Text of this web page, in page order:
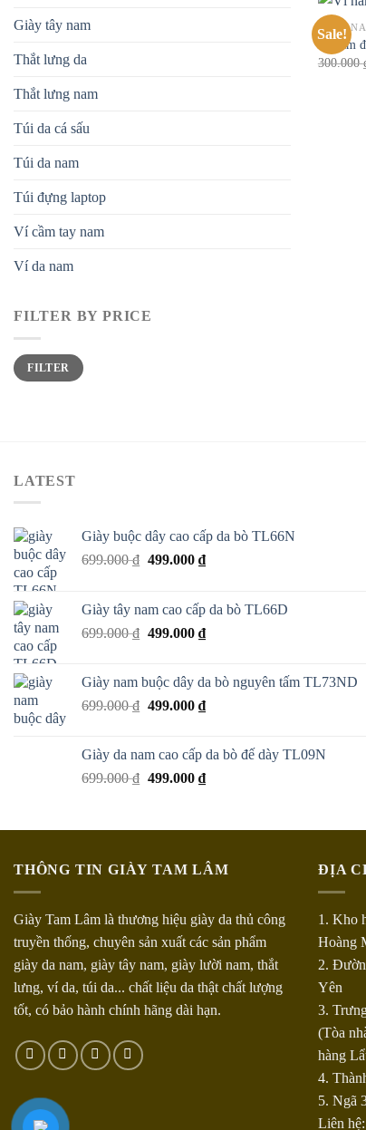
Giày tây nam
Thắt lưng da
Thắt lưng nam
Túi da cá sấu
Túi da nam
Túi đựng laptop
Ví cầm tay nam
Ví da nam
FILTER BY PRICE
FILTER
Sale!
VÍ DA
Ví nam
300.000
LATEST
Giày buộc dây cao cấp da bò TL66N
699.000₫ 499.000 ₫
Giày tây nam cao cấp da bò TL66D
699.000₫ 499.000 ₫
Giày nam buộc dây da bò nguyên tấm TL73ND
699.000₫ 499.000 ₫
Giày da nam cao cấp da bò đế dày TL09N
699.000₫ 499.000 ₫
THÔNG TIN GIÀY TAM LÂM
Giày Tam Lâm là thương hiệu giày da thủ công
truyền thống, chuyên sản xuất các sản phẩm
giày da nam, giày tây nam, giày lười nam, thắt
lưng, ví da, túi da... chất liệu da thật chất lượng
tốt, có bảo hành chính hãng dài hạn.
ĐỊA
1. Kho
Hoàng
2.
Yên
3.
(Tòa
hàng
4.
5. Ngã
Liên